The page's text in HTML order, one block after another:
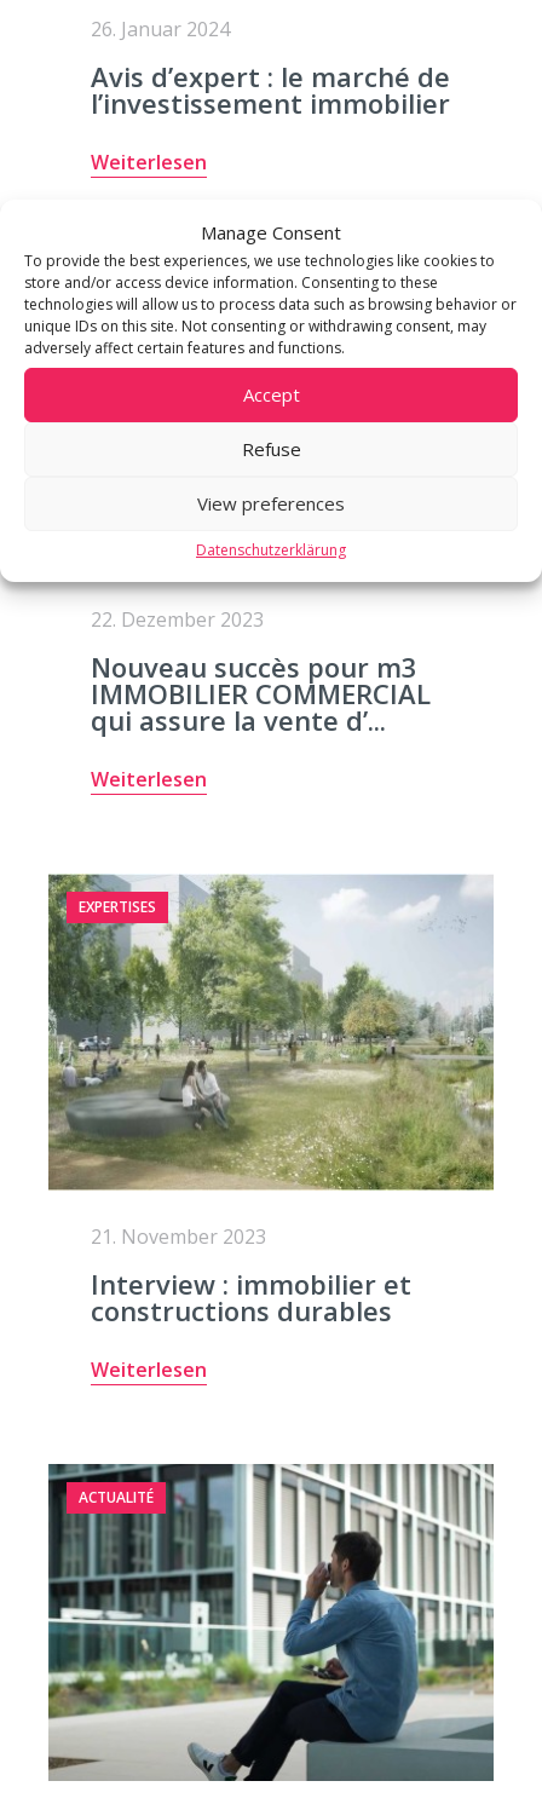
Manage Consent
To provide the best experiences, we use technologies like cookies to
store and/or access device information. Consenting to these
technologies will allow us to process data such as browsing behavior or
unique IDs on this site. Not consenting or withdrawing consent, may
adversely affect certain features and functions.
Accept
Refuse
View preferences
Datenschutzerklärung
26. Januar 2024
Avis d’expert : le marché de
l’investissement immobilier
Weiterlesen
ACTUALITÉ
22. Dezember 2023
Nouveau succès pour m3
IMMOBILIER COMMERCIAL
qui assure la vente d’...
Weiterlesen
EXPERTISES
21. November 2023
Interview : immobilier et
constructions durables
Weiterlesen
ACTUALITÉ